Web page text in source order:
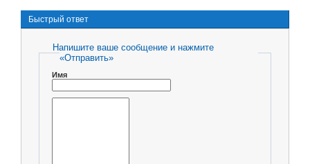
Быстрый ответ
Напишите ваше сообщение и нажмите
«Отправить»
Имя